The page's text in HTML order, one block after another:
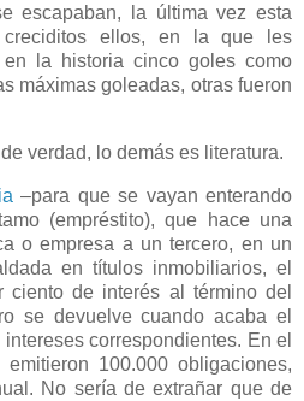
escapaban, la última vez esta
creciditos ellos, en la que les
la historia cinco goles como
máximas goleadas, otras fueron
verdad, lo demás es literatura.
–para que se vayan enterando
(empréstito), que hace una
o empresa a un tercero, en un
en títulos inmobiliarios, el
de interés al término del
se devuelve cuando acaba el
correspondientes. En el
100.000 obligaciones,
No sería de extrañar que de